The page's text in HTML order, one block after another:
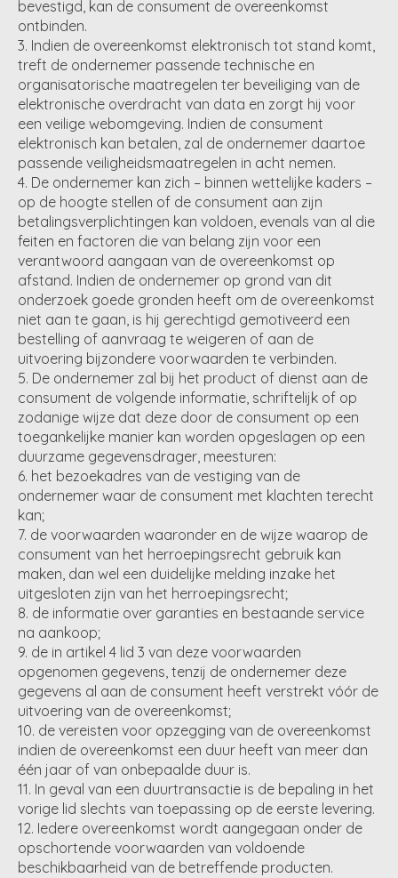
bevestigd, kan de consument de overeenkomst
ontbinden.
Indien de overeenkomst elektronisch tot stand komt,
treft de ondernemer passende technische en
organisatorische maatregelen ter beveiliging van de
elektronische overdracht van data en zorgt hij voor
een veilige webomgeving. Indien de consument
elektronisch kan betalen, zal de ondernemer daartoe
passende veiligheidsmaatregelen in acht nemen.
De ondernemer kan zich – binnen wettelijke kaders –
op de hoogte stellen of de consument aan zijn
betalingsverplichtingen kan voldoen, evenals van al die
feiten en factoren die van belang zijn voor een
verantwoord aangaan van de overeenkomst op
afstand. Indien de ondernemer op grond van dit
onderzoek goede gronden heeft om de overeenkomst
niet aan te gaan, is hij gerechtigd gemotiveerd een
bestelling of aanvraag te weigeren of aan de
uitvoering bijzondere voorwaarden te verbinden.
De ondernemer zal bij het product of dienst aan de
consument de volgende informatie, schriftelijk of op
zodanige wijze dat deze door de consument op een
toegankelijke manier kan worden opgeslagen op een
duurzame gegevensdrager, meesturen:
het bezoekadres van de vestiging van de
ondernemer waar de consument met klachten terecht
kan;
de voorwaarden waaronder en de wijze waarop de
consument van het herroepingsrecht gebruik kan
maken, dan wel een duidelijke melding inzake het
uitgesloten zijn van het herroepingsrecht;
de informatie over garanties en bestaande service
na aankoop;
de in artikel 4 lid 3 van deze voorwaarden
opgenomen gegevens, tenzij de ondernemer deze
gegevens al aan de consument heeft verstrekt vóór de
uitvoering van de overeenkomst;
de vereisten voor opzegging van de overeenkomst
indien de overeenkomst een duur heeft van meer dan
één jaar of van onbepaalde duur is.
In geval van een duurtransactie is de bepaling in het
vorige lid slechts van toepassing op de eerste levering.
Iedere overeenkomst wordt aangegaan onder de
opschortende voorwaarden van voldoende
beschikbaarheid van de betreffende producten.